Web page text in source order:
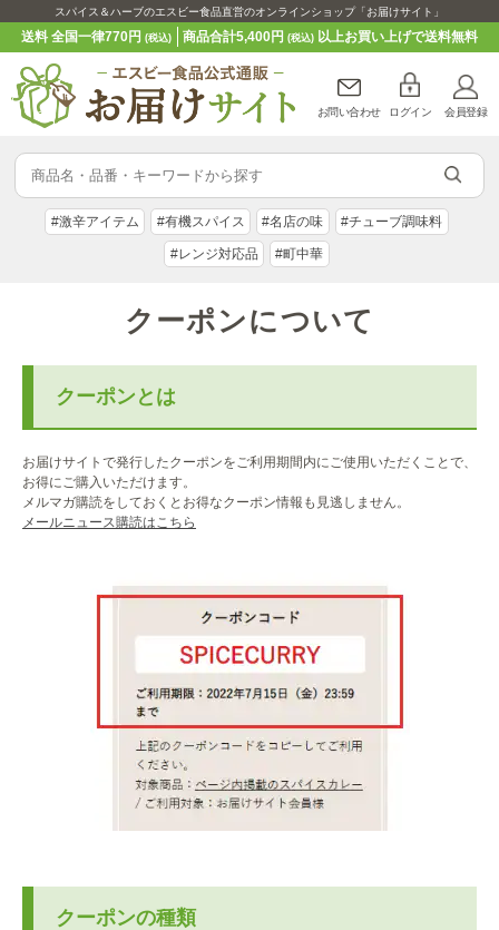
スパイス＆ハーブのエスビー食品直営のオンラインショップ「お届けサイト」
送料 全国一律770円(税込) 商品合計5,400円 (税込)以上お買い上げで送料無料
お問い合わせ ログイン 会員登録
#激辛アイテム #有機スパイス #名店の味 #チューブ調味料
#レンジ対応品 #町中華
クーポンについて
クーポンとは
お届けサイトで発行したクーポンをご利用期間内にご使用いただくことで、
お得にご購入いただけます。
メルマガ購読をしておくとお得なクーポン情報も見逃しません。
メールニュース購読はこちら
クーポンの種類